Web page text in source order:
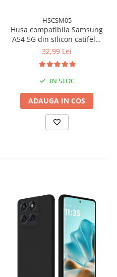
HSCSM05
Husa compatibila Samsung
A54 5G din sIlicon catifelat
cu interior din microfibra si
inchis
32,99 Lei
IN STOC
ADAUGA IN COS